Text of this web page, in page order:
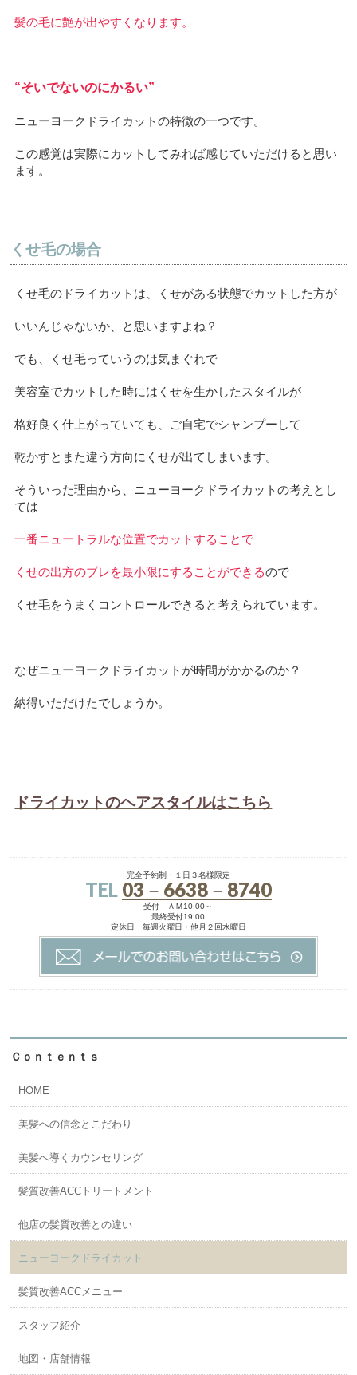
髪の毛に艶が出やすくなります。
“そいでないのにかるい”
ニューヨークドライカットの特徴の一つです。
この感覚は実際にカットしてみれば感じていただけると思い
ます。
くせ毛の場合
くせ毛のドライカットは、くせがある状態でカットした方が
いいんじゃないか、と思いますよね？
でも、くせ毛っていうのは気まぐれで
美容室でカットした時にはくせを生かしたスタイルが
格好良く仕上がっていても、ご自宅でシャンプーして
乾かすとまた違う方向にくせが出てしまいます。
そういった理由から、ニューヨークドライカットの考えとし
ては
一番ニュートラルな位置でカットすることで
くせの出方のブレを最小限にすることができるので
くせ毛をうまくコントロールできると考えられています。
なぜニューヨークドライカットが時間がかかるのか？
納得いただけたでしょうか。
ドライカットのヘアスタイルはこちら
完全予約制・１日３名様限定
TEL 03－6638－8740
受付 ＡＭ10:00～
最終受付19:00
定休日 毎週火曜日・他月２回水曜日
Ｃｏｎｔｅｎｔｓ
HOME
美髪への信念とこだわり
美髪へ導くカウンセリング
髪質改善ACCトリートメント
他店の髪質改善との違い
ニューヨークドライカット
髪質改善ACCメニュー
スタッフ紹介
地図・店舗情報